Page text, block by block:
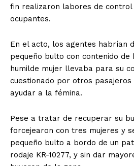
fin realizaron labores de control
ocupantes.
En el acto, los agentes habrían
pequeño bulto con contenido de
humilde mujer llevaba para su
cuestionado por otros
ayudar a la fémina.
Pese a tratar de recuperar su
forcejearon con tres mujeres y
pequeño bulto a bordo de un
rodaje KR-10277, y sin dar